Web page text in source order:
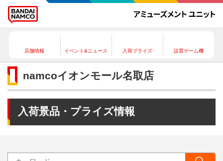
店舗情報 イベント&ニュース 入荷プライズ 設置ゲーム機
namcoイオンモール名取店
入荷景品・プライズ情報